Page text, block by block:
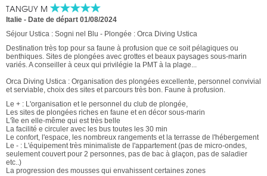
TANGUY M
Italie - Date de départ 01/08/2024
Séjour Ustica : Sogni nel Blu - Plongée : Orca Diving Ustica
Destination très top pour sa faune à profusion que ce soit pélagiques ou
benthiques. Sites de plongées avec grottes et beaux paysages sous-marin
variés. A conseiller à ceux qui privilégie la PMT à la plage...
Orca Diving Ustica : Organisation des plongées excellente, personnel convivial
et serviable, choix des sites et parcours très bon. Faune à profusion.
Le + : L'organisation et le personnel du club de plongée,
Les sites de plongées riches en faune et en décor sous-marin
L'île en elle-même qui est très belle
La facilité e circuler avec les bus toutes les 30 min
Le confort, l'espace, les nombreux rangements et la terrasse de l'hébergement
Le - : L'équipement très minimaliste de l'appartement (pas de micro-ondes,
seulement couvert pour 2 personnes, pas de bac à glaçon, pas de saladier
etc..)
La progression des mousses qui envahissent certaines zones